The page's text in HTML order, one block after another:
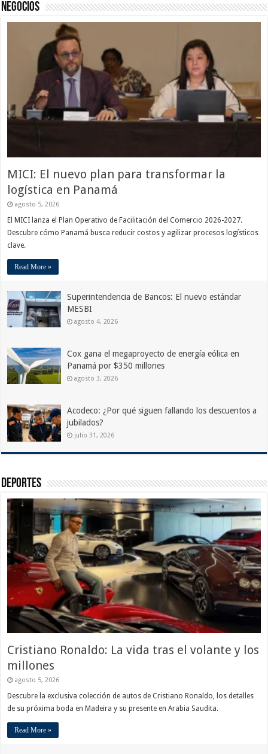
Negocios
MICI: El nuevo plan para transformar la
logística en Panamá
agosto 5, 2026
El MICI lanza el Plan Operativo de Facilitación del Comercio 2026-2027.
Descubre cómo Panamá busca reducir costos y agilizar procesos logísticos
clave.
Read More »
Superintendencia de Bancos: El nuevo estándar
MESBI
agosto 4, 2026
Cox gana el megaproyecto de energía eólica en
Panamá por $350 millones
agosto 3, 2026
Acodeco: ¿Por qué siguen fallando los descuentos a
jubilados?
julio 31, 2026
Deportes
Cristiano Ronaldo: La vida tras el volante y los
millones
agosto 5, 2026
Descubre la exclusiva colección de autos de Cristiano Ronaldo, los detalles
de su próxima boda en Madeira y su presente en Arabia Saudita.
Read More »